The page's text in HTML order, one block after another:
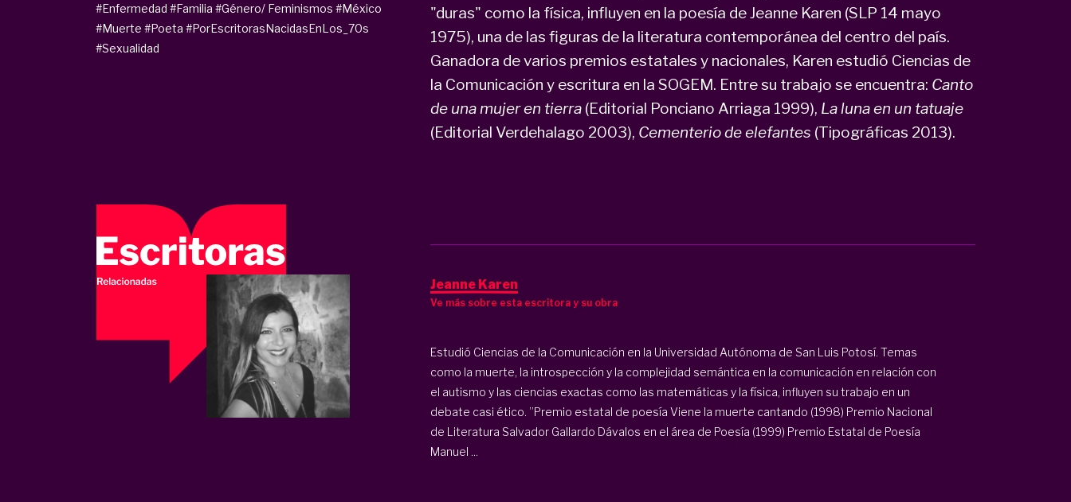
"duras" como la física, influyen en la poesía de Jeanne Karen (SLP 14 mayo
1975), una de las figuras de la literatura contemporánea del centro del país.
Ganadora de varios premios estatales y nacionales, Karen estudió Ciencias de
la Comunicación y escritura en la SOGEM. Entre su trabajo se encuentra: Canto
de una mujer en tierra(Editorial Ponciano Arriaga 1999), La luna en un tatuaje
(Editorial Verdehalago 2003), Cementerio de elefantes (Tipográficas 2013).
#Enfermedad #Familia #Género/ Feminismos #México
#Muerte #Poeta #PorEscritorasNacidasEnLos_70s
#Sexualidad
Jeanne Karen
Ve más sobre esta escritora y su obra
Estudió Ciencias de la Comunicación en la Universidad Autónoma de San Luis Potosí. Temas
como la muerte, la introspección y la complejidad semántica en la comunicación en relación con
el autismo y las ciencias exactas como las matemáticas y la física, influyen su trabajo en un
debate casi ético. ”Premio estatal de poesía Viene la muerte cantando (1998) Premio Nacional
de Literatura Salvador Gallardo Dávalos en el área de Poesía (1999) Premio Estatal de Poesía
Manuel ...